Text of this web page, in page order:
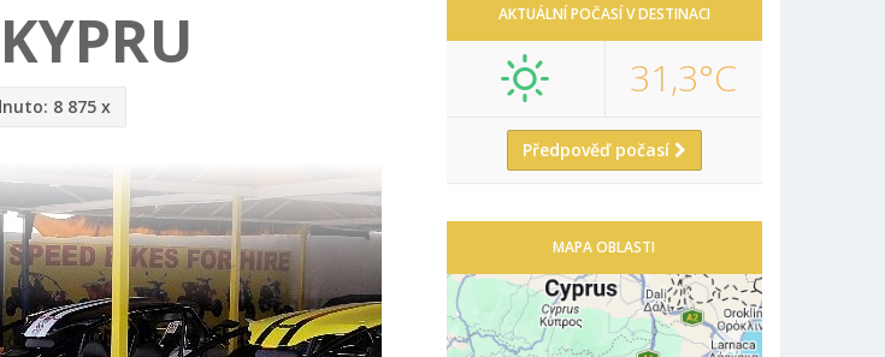
8 875 x
AKTUÁLNÍ POČASÍ V DESTINACI
31,3°C
Předpověď počasí
MAPA OBLASTI